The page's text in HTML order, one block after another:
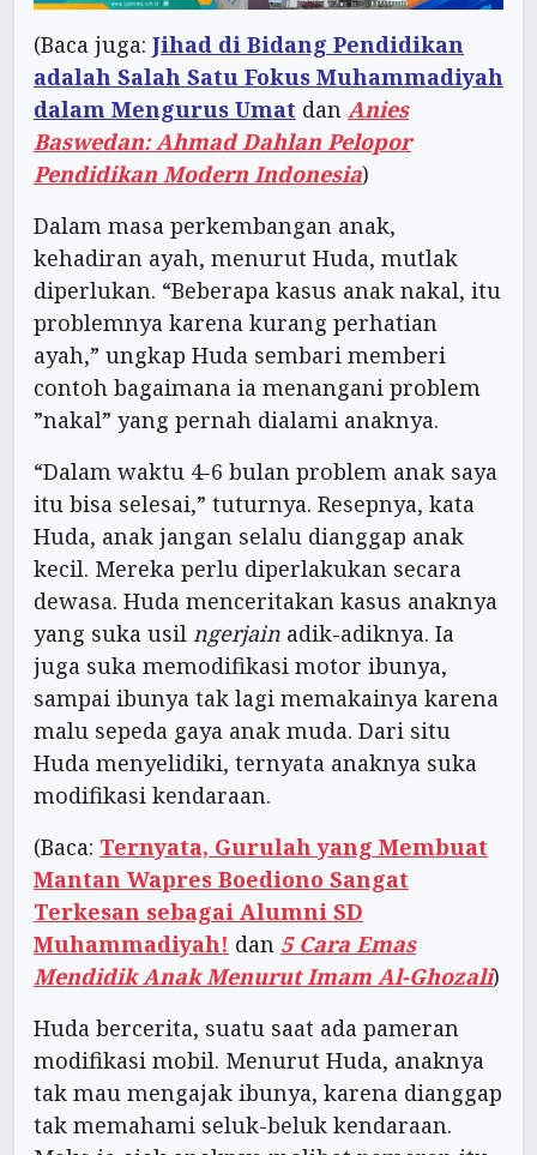
(Baca juga: Jihad di Bidang Pendidikan
adalah Salah Satu Fokus Muhammadiyah
dalam Mengurus Umat dan Anies
Baswedan: Ahmad Dahlan Pelopor
Pendidikan Modern Indonesia)
Dalam masa perkembangan anak,
kehadiran ayah, menurut Huda, mutlak
diperlukan. “Beberapa kasus anak nakal, itu
problemnya karena kurang perhatian
ayah,” ungkap Huda sembari memberi
contoh bagaimana ia menangani problem
”nakal” yang pernah dialami anaknya.
“Dalam waktu 4-6 bulan problem anak saya
itu bisa selesai,” tuturnya. Resepnya, kata
Huda, anak jangan selalu dianggap anak
kecil. Mereka perlu diperlakukan secara
dewasa. Huda menceritakan kasus anaknya
yang suka usil ngerjain adik-adiknya. Ia
juga suka memodifikasi motor ibunya,
sampai ibunya tak lagi memakainya karena
malu sepeda gaya anak muda. Dari situ
Huda menyelidiki, ternyata anaknya suka
modifikasi kendaraan.
(Baca: Ternyata, Gurulah yang Membuat
Mantan Wapres Boediono Sangat
Terkesan sebagai Alumni SD
Muhammadiyah! dan 5 Cara Emas
Mendidik Anak Menurut Imam Al-Ghozali)
Huda bercerita, suatu saat ada pameran
modifikasi mobil. Menurut Huda, anaknya
tak mau mengajak ibunya, karena dianggap
tak memahami seluk-beluk kendaraan.